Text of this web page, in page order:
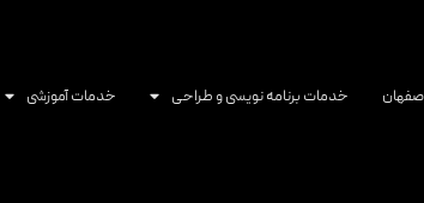
خدمات برنامه نویسی و طراحی خدمات آموزشی